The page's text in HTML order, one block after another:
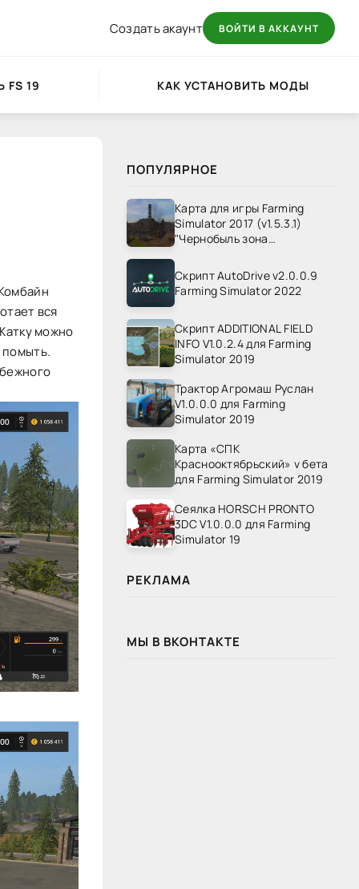
Создать акаунт ВОЙТИ В АККАУНТ
FS 19 КАК УСТАНОВИТЬ МОДЫ
вся
можно
ПОПУЛЯРНОЕ
Карта для игры Farming
Simulator 2017 (v1.5.3.1)
"Чернобыль зона
Скрипт AutoDrive v2.0.0.9
Farming Simulator 2022
Скрипт ADDITIONAL FIELD
INFO V1.0.2.4 для Farming
Simulator 2019
Трактор Агромаш Руслан
V1.0.0.0 для Farming
Simulator 2019
Карта «СПК
Краснооктябрьский» v бета
для Farming Simulator 2019
Сеялка HORSCH PRONTO
3DC V1.0.0.0 для Farming
Simulator 19
РЕКЛАМА
МЫ В ВКОНТАКТЕ